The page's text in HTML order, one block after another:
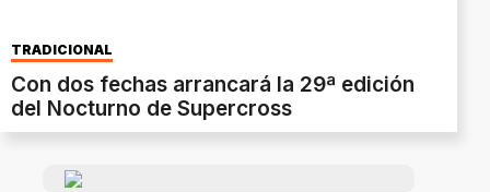
TRADICIONAL
Con dos fechas arrancará la 29ª edición
del Nocturno de Supercross